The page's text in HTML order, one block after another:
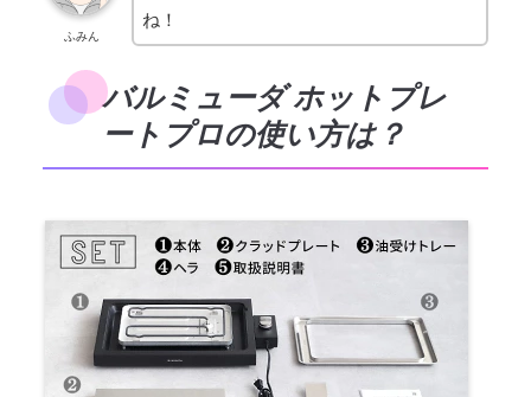
ふみん
ね！
バルミューダ ホットプレ
ートプロの使い方は？